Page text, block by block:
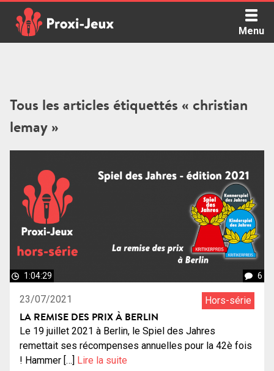
content
Menu
Tous les articles étiquettés « christian
lemay »
1:04:29 6
23/07/2021 Hors-série
LA REMISE DES PRIX À BERLIN
Le 19 juillet 2021 à Berlin, le Spiel des Jahres
remettait ses récompenses annuelles pour la 42è fois
! Hammer […] Lire la suite